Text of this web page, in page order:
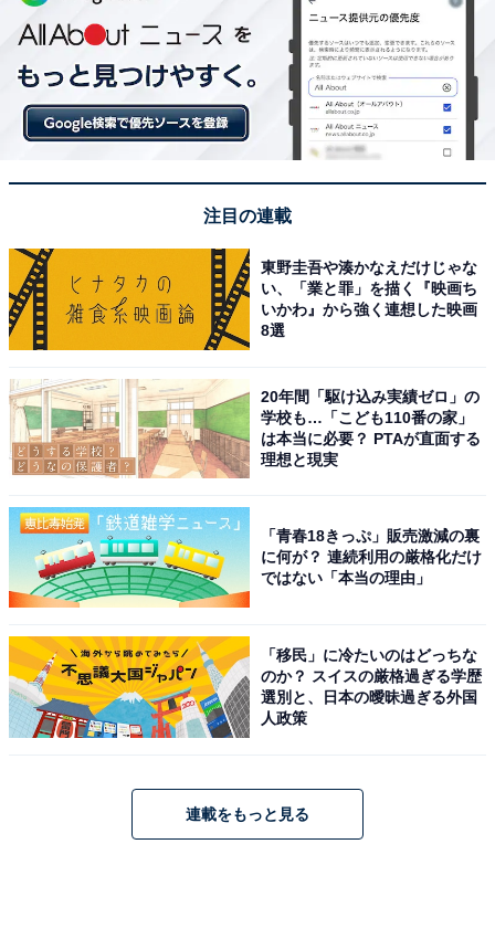
こちらもおすすめ
長期休みに行きたい新潟県の「温泉地」ランキ
ング！ 2位「糸魚川温泉」、1位は？
1 2
注目の連載
東野圭吾や湊かなえだけじゃな
い、「業と罪」を描く『映画ち
いかわ』から強く連想した映画
8選
20年間「駆け込み実績ゼロ」の
学校も…「こども110番の家」
は本当に必要？ PTAが直面する
理想と現実
「青春18きっぷ」販売激減の裏
に何が？ 連続利用の厳格化だけ
ではない「本当の理由」
「移民」に冷たいのはどっちな
のか？ スイスの厳格過ぎる学歴
選別と、日本の曖昧過ぎる外国
人政策
連載をもっと見る